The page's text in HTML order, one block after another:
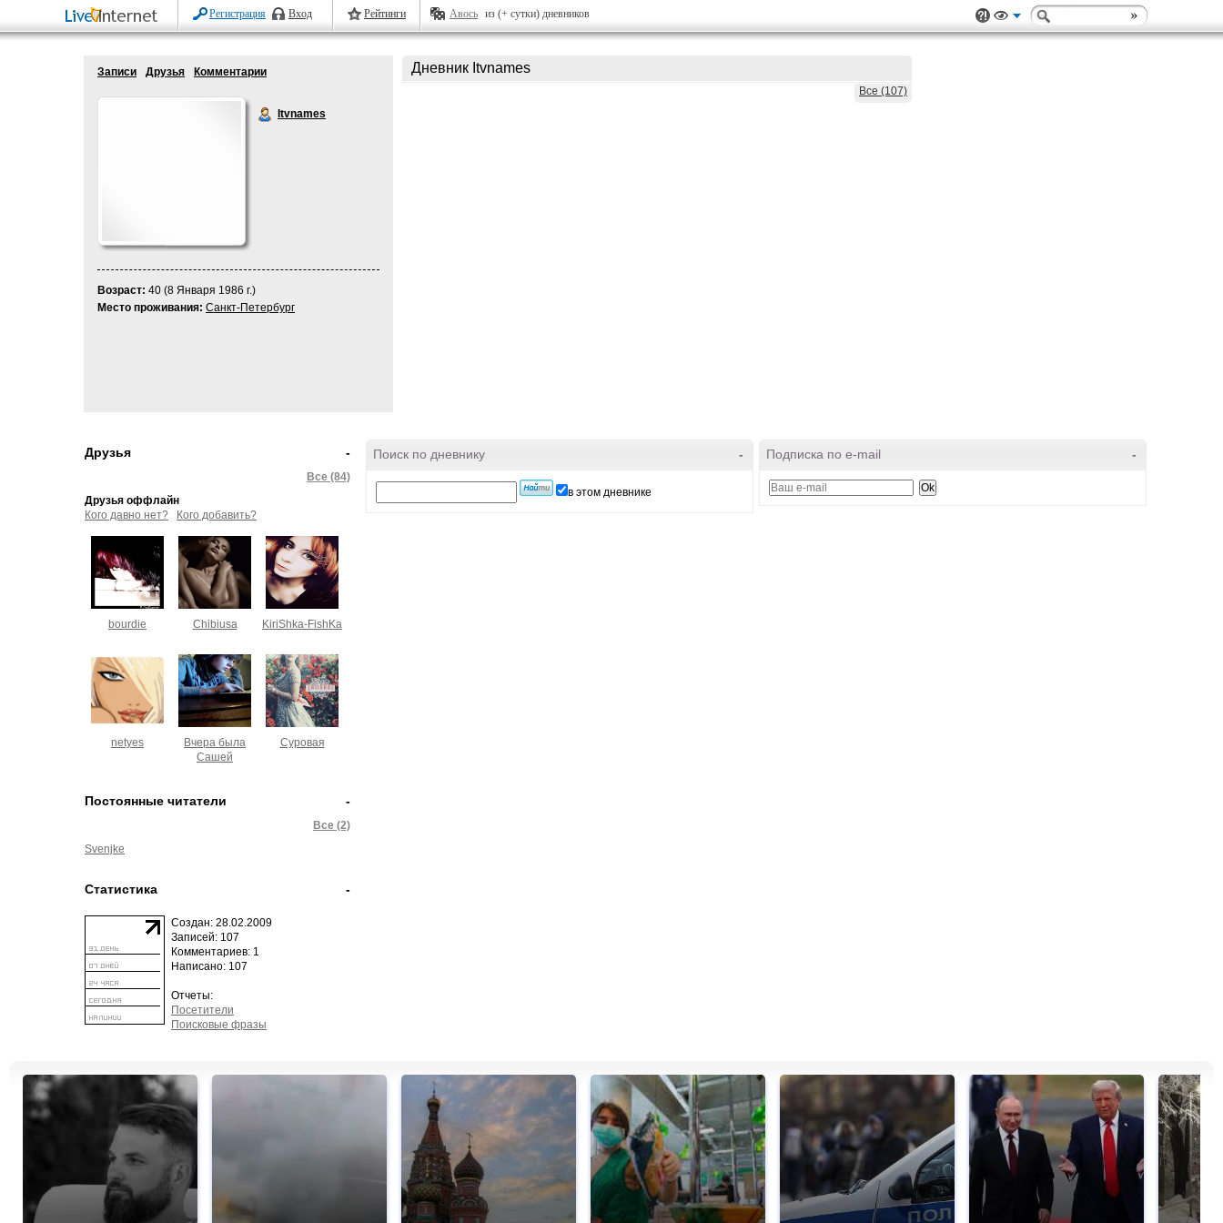
Регистрация Вход Рейтинги Авось из (+ сутки) дневников
Записи Друзья Комментарии
Itvnames
Возраст: 40 (8 Января 1986 г.)
Место проживания: Санкт-Петербург
Дневник Itvnames
Все (107)
-
Друзья
Все (84)
Друзья оффлайн
Кого давно нет?
Кого добавить?
bourdie Chibiusa KiriShka-FishKa
netyes
Вчера была
Сашей
Суровая
-
Постоянные читатели
Все (2)
Svenjke
-
Статистика
Создан: 28.02.2009
Записей: 107
Комментариев: 1
Написано: 107
Отчеты:
Посетители
Поисковые фразы
-
Поиск по дневнику
в этом дневнике
-
Подписка по e-mail